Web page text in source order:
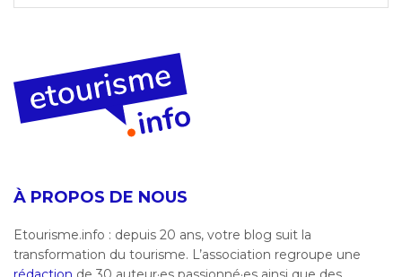
À PROPOS DE NOUS
Etourisme.info : depuis 20 ans, votre blog suit la
transformation du tourisme. L’association regroupe une